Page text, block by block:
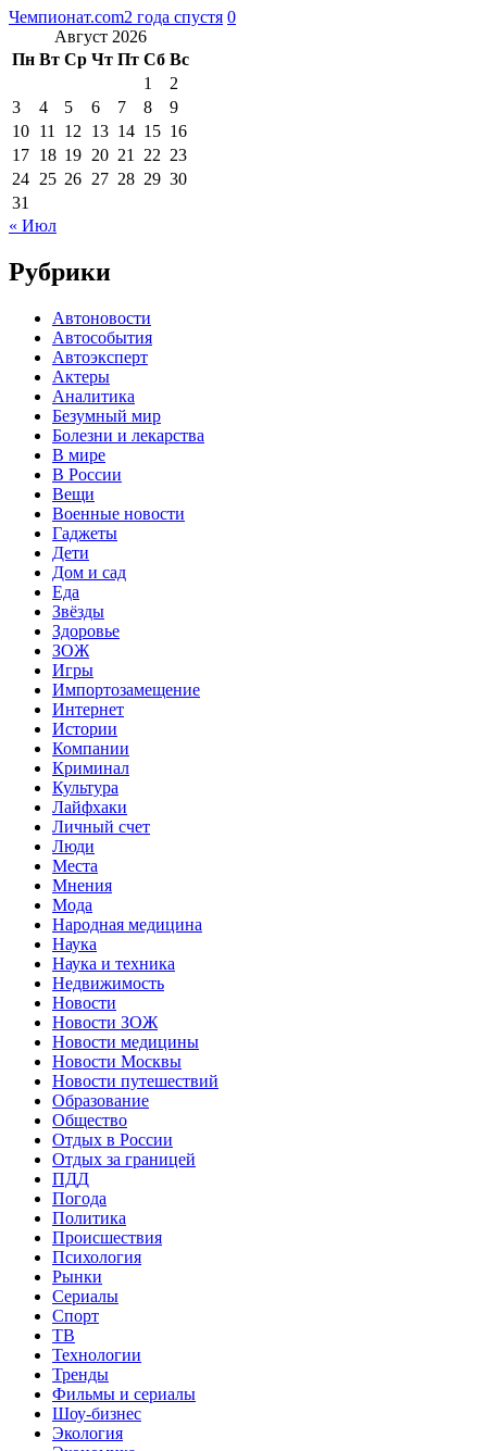
Чемпионат.com2 года спустя 0
Август 2026
Пн Вт Ср Чт Пт Сб Вс
1
2
3
4 5 6 7 8
9
10 11 12 13 14 15 16
17 18 19 20 21 22 23
24 25 26 27 28 29 30
31
« Июл
Рубрики
Автоновости
Автособытия
Автоэксперт
Актеры
Аналитика
Безумный мир
Болезни и лекарства
В мире
В России
Вещи
Военные новости
Гаджеты
Дети
Дом и сад
Еда
Звёзды
Здоровье
ЗОЖ
Игры
Импортозамещение
Интернет
Истории
Компании
Криминал
Культура
Лайфхаки
Личный счет
Люди
Места
Мнения
Мода
Народная медицина
Наука
Наука и техника
Недвижимость
Новости
Новости ЗОЖ
Новости медицины
Новости Москвы
Новости путешествий
Образование
Общество
Отдых в России
Отдых за границей
ПДД
Погода
Политика
Происшествия
Психология
Рынки
Сериалы
Спорт
ТВ
Технологии
Тренды
Фильмы и сериалы
Шоу-бизнес
Экология